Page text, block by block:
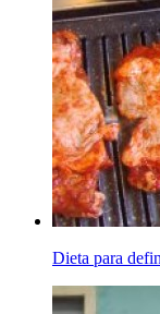
Dieta para